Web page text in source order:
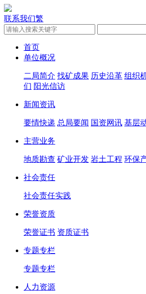
联系我们繁
首页
单位概况
二局简介 找矿成果 历史沿革 组织
们 阳光信访
新闻资讯
要情快递 总局要闻 国资网讯 基层
主营业务
地质勘查 矿业开发 岩土工程 环保
社会责任
社会责任实践
荣誉资质
荣誉证书 资质证书
专题专栏
专题专栏
人力资源